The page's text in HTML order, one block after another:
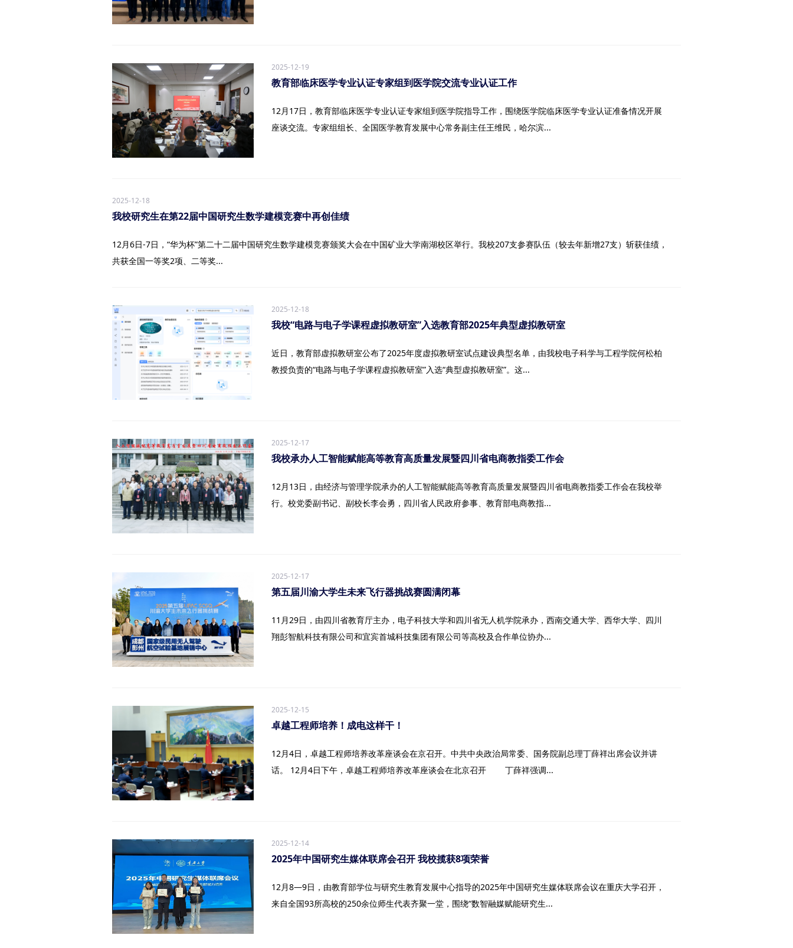
2025-12-19
教育部临床医学专业认证专家组到医学院交流专业认证工作
12月17日，教育部临床医学专业认证专家组到医学院指导工作，围绕医学院临床医学专业认证准备情况开展
座谈交流。专家组组长、全国医学教育发展中心常务副主任王维民，哈尔滨...
2025-12-18
我校研究生在第22届中国研究生数学建模竞赛中再创佳绩
12月6日-7日，“华为杯”第二十二届中国研究生数学建模竞赛颁奖大会在中国矿业大学南湖校区举行。我校207支参赛队伍（较去年新增27支）斩获佳绩，
共获全国一等奖2项、二等奖...
2025-12-18
我校“电路与电子学课程虚拟教研室”入选教育部2025年典型虚拟教研室
近日，教育部虚拟教研室公布了2025年度虚拟教研室试点建设典型名单，由我校电子科学与工程学院何松柏
教授负责的“电路与电子学课程虚拟教研室”入选“典型虚拟教研室”。这...
2025-12-17
我校承办人工智能赋能高等教育高质量发展暨四川省电商教指委工作会
12月13日，由经济与管理学院承办的人工智能赋能高等教育高质量发展暨四川省电商教指委工作会在我校举
行。校党委副书记、副校长李会勇，四川省人民政府参事、教育部电商教指...
2025-12-17
第五届川渝大学生未来飞行器挑战赛圆满闭幕
11月29日，由四川省教育厅主办，电子科技大学和四川省无人机学院承办，西南交通大学、西华大学、四川
翔彭智航科技有限公司和宜宾首城科技集团有限公司等高校及合作单位协办...
2025-12-15
卓越工程师培养！成电这样干！
12月4日，卓越工程师培养改革座谈会在京召开。中共中央政治局常委、国务院副总理丁薛祥出席会议并讲
话。 12月4日下午，卓越工程师培养改革座谈会在北京召开 丁薛祥强调...
2025-12-14
2025年中国研究生媒体联席会召开 我校揽获8项荣誉
12月8—9日，由教育部学位与研究生教育发展中心指导的2025年中国研究生媒体联席会议在重庆大学召开，
来自全国93所高校的250余位师生代表齐聚一堂，围绕“数智融媒赋能研究生...